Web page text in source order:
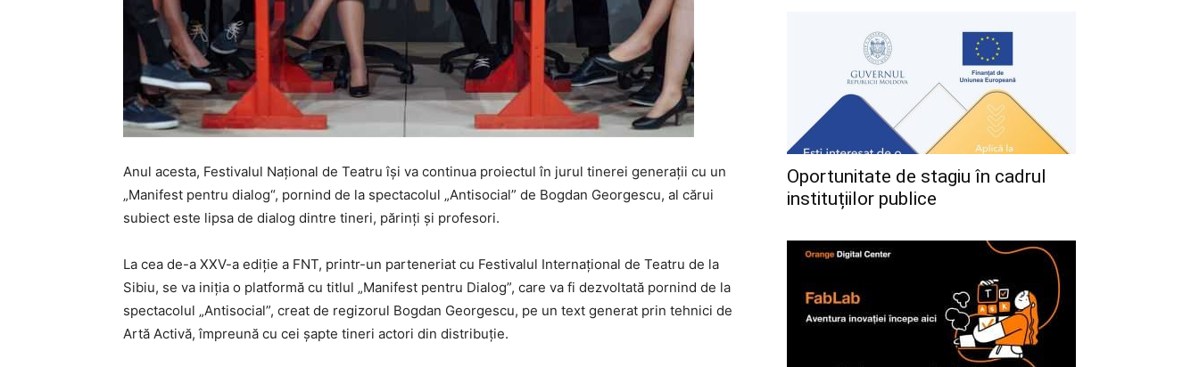
Anul acesta, Festivalul Naţional de Teatru îşi va continua proiectul în jurul tinerei generaţii cu un
„Manifest pentru dialog“, pornind de la spectacolul „Antisocial” de Bogdan Georgescu, al cărui
subiect este lipsa de dialog dintre tineri, părinţi şi profesori.
La cea de-a XXV-a ediţie a FNT, printr-un parteneriat cu Festivalul Internaţional de Teatru de la
Sibiu, se va iniţia o platformă cu titlul „Manifest pentru Dialog”, care va fi dezvoltată pornind de la
spectacolul „Antisocial”, creat de regizorul Bogdan Georgescu, pe un text generat prin tehnici de
Artă Activă, împreună cu cei şapte tineri actori din distribuţie.
Oportunitate de stagiu în cadrul
instituțiilor publice